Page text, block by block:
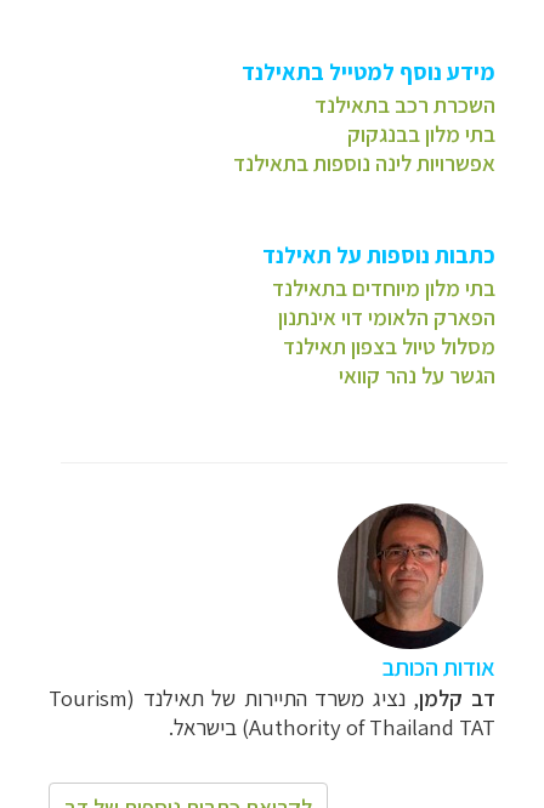
מידע נוסף למטייל בתאילנד
השכרת רכב בתאילנד
בתי מלון בבנגקוק
אפשרויות לינה נוספות בתאילנד
כתבות נוספות על תאילנד
בתי מלון מיוחדים בתאילנד
הפארק הלאומי דוי אינתנון
מסלול טיול בצפון תאילנד
הגשר על נהר קוואי
אודות הכותב
דב קלמן, נציג משרד התיירות של תאילנד (Tourism
Authority of Thailand TAT) בישראל.